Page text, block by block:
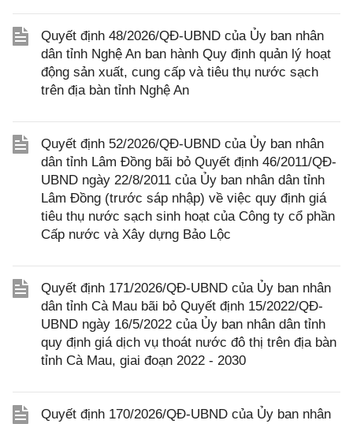
Quyết định 48/2026/QĐ-UBND của Ủy ban nhân
dân tỉnh Nghệ An ban hành Quy định quản lý hoạt
động sản xuất, cung cấp và tiêu thụ nước sạch
trên địa bàn tỉnh Nghệ An
Quyết định 52/2026/QĐ-UBND của Ủy ban nhân
dân tỉnh Lâm Đồng bãi bỏ Quyết định 46/2011/QĐ-
UBND ngày 22/8/2011 của Ủy ban nhân dân tỉnh
Lâm Đồng (trước sáp nhập) về việc quy định giá
tiêu thụ nước sạch sinh hoạt của Công ty cổ phần
Cấp nước và Xây dựng Bảo Lộc
Quyết định 171/2026/QĐ-UBND của Ủy ban nhân
dân tỉnh Cà Mau bãi bỏ Quyết định 15/2022/QĐ-
UBND ngày 16/5/2022 của Ủy ban nhân dân tỉnh
quy định giá dịch vụ thoát nước đô thị trên địa bàn
tỉnh Cà Mau, giai đoạn 2022 - 2030
Quyết định 170/2026/QĐ-UBND của Ủy ban nhân